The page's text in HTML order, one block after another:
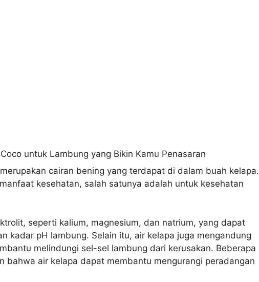
cairan bening yang terdapat di dalam buah kelapa.
kesehatan, salah satunya adalah untuk kesehatan
seperti kalium, magnesium, dan natrium, yang dapat
kadar pH lambung. Selain itu, air kelapa juga mengandung
melindungi sel-sel lambung dari kerusakan. Beberapa
bahwa air kelapa dapat membantu mengurangi peradangan